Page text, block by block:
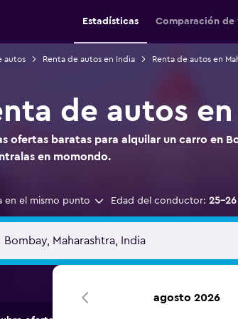
Estadísticas Comparación de
autos Renta de autos en India Renta de autos en
de autos
ofertas baratas para alquilar un carro en
en momondo.
en el mismo punto Edad del conductor: 25-26
agosto 2026